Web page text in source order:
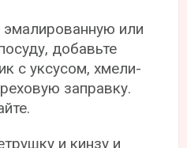
или
добавьте
с уксусом, хмели-
заправку.
и кинзу и